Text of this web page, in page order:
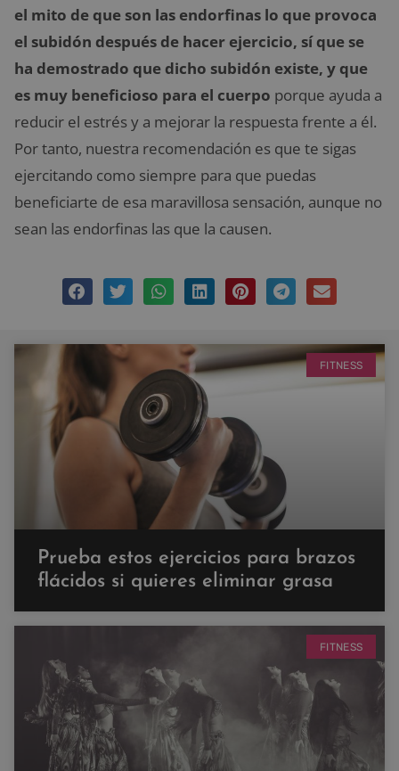
el mito de que son las endorfinas lo que provoca
el subidón después de hacer ejercicio, sí que se
ha demostrado que dicho subidón existe, y que
es muy beneficioso para el cuerpo porque ayuda a
reducir el estrés y a mejorar la respuesta frente a él.
Por tanto, nuestra recomendación es que te sigas
ejercitando como siempre para que puedas
beneficiarte de esa maravillosa sensación, aunque no
sean las endorfinas las que la causen.
FITNESS
Prueba estos ejercicios para brazos
flácidos si quieres eliminar grasa
FITNESS